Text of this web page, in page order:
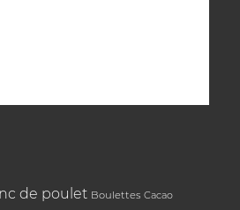
de poulet Boulettes Cacao